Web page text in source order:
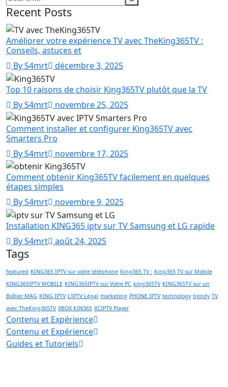
Recent Posts
Améliorer votre expérience TV avec TheKing365TV :
Conseils, astuces et
By S4mrt
décembre 3, 2025
Top 10 raisons de choisir King365TV plutôt que la TV
By S4mrt
novembre 25, 2025
Comment installer et configurer King365TV avec
Smarters Pro
By S4mrt
novembre 17, 2025
Comment obtenir King365TV facilement en quelques
étapes simples
By S4mrt
novembre 9, 2025
Installation KING365 iptv sur TV Samsung et LG rapide
By S4mrt
août 24, 2025
Tags
featured KING365 IPTV sur votre téléphone King365 TV : King365 TV sur Mobile
KING365IPTV MOBILE KING365IPTV sur Votre PC king365TV KING365TV sur un
Boîtier MAG KING IPTV L'IPTV Légal marketing PHONE IPTV technology trendy TV
avec TheKing365TV XBOX KIN365 XCIPTV Player
Contenu et Expérience
Contenu et Expérience
Guides et Tutoriels